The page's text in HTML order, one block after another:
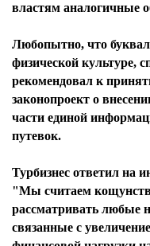
властям аналогичные
Любопытно, что
физической культуре,
рекомендовал к
законопроект о
части единой
путевок.
Турбизнес ответил на
"Мы считаем
рассматривать любые
связанные с